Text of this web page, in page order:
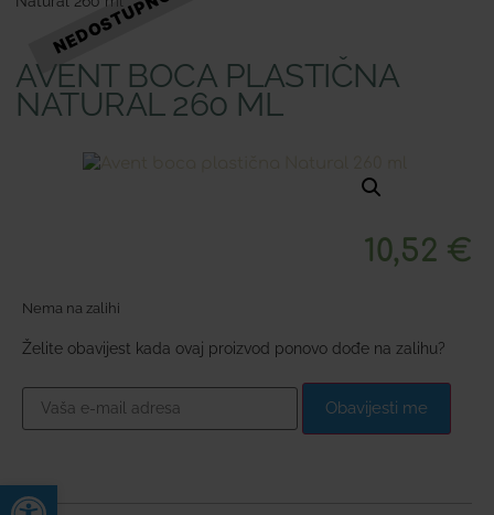
Open toolbar
AVENT BOCA PLASTIČNA
NATURAL 260 ML
10,52 €
Nema na zalihi
Želite obavijest kada ovaj proizvod ponovo dođe na zalihu?
Obavijesti me